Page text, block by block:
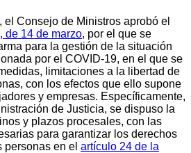
el Consejo de Ministros aprobó el
de 14 de marzo, por el que se
para la gestión de la situación
por el COVID-19, en el que se
limitaciones a la libertad de
con los efectos que ello supone
y empresas. Específicamente,
de Justicia, se dispuso la
y plazos procesales, con las
para garantizar los derechos
personas en el artículo 24 de la